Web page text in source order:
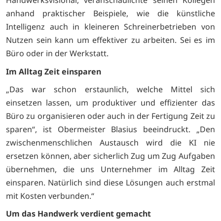
anhand praktischer Beispiele, wie die künstliche
Intelligenz auch in kleineren Schreinerbetrieben von
Nutzen sein kann um effektiver zu arbeiten. Sei es im
Büro oder in der Werkstatt.
Im Alltag Zeit einsparen
„Das war schon erstaunlich, welche Mittel sich
einsetzen lassen, um produktiver und effizienter das
Büro zu organisieren oder auch in der Fertigung Zeit zu
sparen“, ist Obermeister Blasius beeindruckt. „Den
zwischenmenschlichen Austausch wird die KI nie
ersetzen können, aber sicherlich Zug um Zug Aufgaben
übernehmen, die uns Unternehmer im Alltag Zeit
einsparen. Natürlich sind diese Lösungen auch erstmal
mit Kosten verbunden.“
Um das Handwerk verdient gemacht